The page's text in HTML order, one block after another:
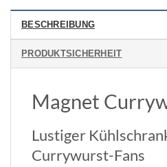
BESCHREIBUNG
PRODUKTSICHERHEIT
Magnet
Lustiger
Currywurst-Fans